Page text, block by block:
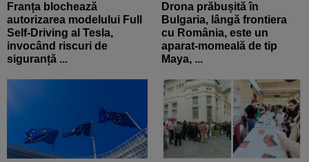
Franța blochează
autorizarea modelului Full
Self-Driving al Tesla,
invocând riscuri de
siguranță ...
Drona prăbușită în
Bulgaria, lângă frontiera
cu România, este un
aparat-momeală de tip
Maya, ...